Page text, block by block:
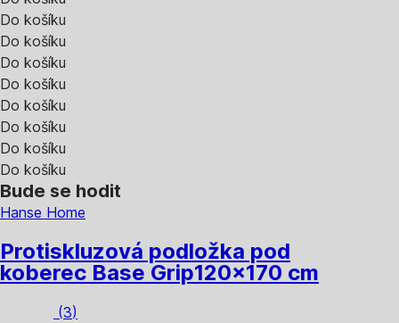
Do košíku
Do košíku
Do košíku
Do košíku
Do košíku
Do košíku
Do košíku
Do košíku
Bude se hodit
Hanse Home
Protiskluzová podložka pod
koberec Base Grip120x170 cm
(3)